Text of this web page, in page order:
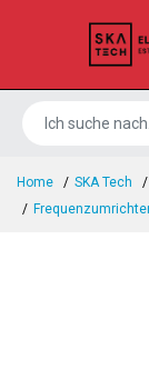
Home SKA Tech